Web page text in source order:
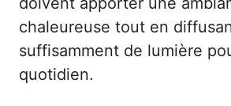
chaleureuse tout en
suffisamment de lumière
quotidien.